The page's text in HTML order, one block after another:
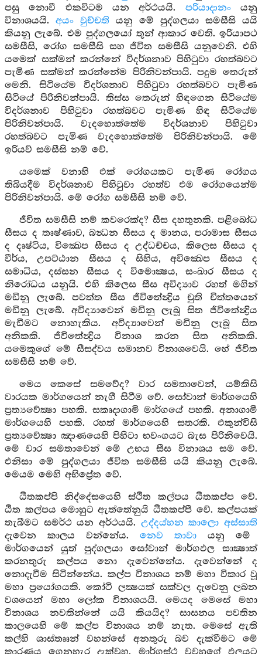
පසු නොවී එකවිටම යන අර්ථයයි. පරියාදානංයනු
විනාශයයි. අයං වුච්චති යනු මේ පුද්ගලයා සමසීසි යයි
කියනු ලැබේ. එම පුද්ගලයෝ තුන් ආකාර වෙති. ඉරියාපථ
සමසීසි, රෝග සමසීසි සහ ජීවිත සමසීසි යනුවෙනි. එහි
යමෙක් සක්මන් කරන්නේ විදර්ශනාව පිහිටුවා රහත්බවට
පැමිණ සක්මන් කරන්නේම පිරිනිවන්පායි. පදුම තෙරුන්
මෙනි. සිටියේම විදර්ශනාව පිහිටුවා රහත්බවට පැමිණ
සිටියේ පිරිනිවන්පායි. තිස්ස තෙරුන් හිඳගෙන සිටියේම
විදර්ශනාව පිහිටුවා රහත්බවට පැමිණ හිඳ සිටියේම
පිරිනිවන්පායි. වැදහොත්තේම විදර්ශනාව පිහිටුවා
රහත්බවට පැමිණ වැදහොත්තේම පිරිනිවන්පායි. මේ
ඉරියව් සමසීසි නම් වේ.
යමෙක් වනාහි එක් රෝගයකට පැමිණ රෝගය
තිබියදීම විදර්ශනාව පිහිටුවා රහත්ව එම රෝගයෙන්ම
පිරිනිවන්පායි. මේ රෝග සමසීසි නම් වේ.
ජීවිත සමසීසි නම් කවරෙක්ද? සීස දහතුනකි. පළිබෝධ
සීසය ද තෘෂ්ණාව, බන්‍ධන සීසය ද මානය, පරාමාස සීසය
ද දෘෂ්ටිය, වික්‍ඛෙප සීසය ද උද්ධච්චය, කිලෙස සීසය ද
වීර්ය, උපට්ඨාන සීසය ද සිහිය, අවික්‍ඛෙප සීසය ද
සමාධිය, දස්සන සීසය ද විමොක්‍ෂය, සංඛාර සීසය ද
නිරෝධය යනුයි. එහි කිලෙස සීස අවිද්‍යාව රහත් මගින්
මඩිනු ලැබේ. පවත්ත සීස ජීවිතේන්‍ද්‍රිය චුති චිත්තයෙන්
මඩිනු ලැබේ. අවිද්‍යාවෙන් මඩිනු ලැබූ සිත ජීවිතේන්‍ද්‍රිය
මැඩීමට නොහැකිය. අවිද්‍යාවෙන් මඩිනු ලැබූ සිත
අනිකකි. ජීවිතේන්‍ද්‍රිය විනාශ කරන සිත අනිකකි.
යමෙකුගේ මේ සීසද්වය සමානව විනාශවෙයි. හේ ජීවිත
සමසීසි නම් වේ.
මෙය කෙසේ සමවේද? වාර සමතාවෙන්, යම්කිසි
වාරයක මාර්ගයෙන් නැගී සිටීම වේ. සෝවාන් මාර්ගයෙහි
ප්‍රත්‍යවේක්‍ෂා පහකි. සකෘදාගාමි මාර්ගයේ පහකි. අනාගාමී
මාර්ගයෙහි පහකි. රහත් මාර්ගයෙහි සතරකි. එකුන්විසි
ප්‍රත්‍යවේක්‍ෂා ඤාණයෙහි පිහිටා භවංගයට බැස පිරිනිවෙයි.
මේ වාර සමතාවෙන් මේ උභය සීස විනාශය සම වේ.
එනිසා මේ පුද්ගලයා ජීවිත සමසීසි යයි කියනු ලැබේ.
මෙයම මෙහි අභිප්‍රේත වේ.
ඨිතකප්පි නිද්දේසයෙහි ස්ථිත කල්පය ඨිතකප්ප වේ.
ඨිත කල්පය මොහුට ඇත්තේනුයි ඨිතකප්පී වේ. කල්පයක්
තැබීමට සමර්ථ යන අර්ථයයි. උද්දය්හන කාලො අස්සාති
දැවෙන කාලය වන්නේය. නෙව තාවා යනු මේ
මාර්ගයෙන් යුත් පුද්ගලයා සෝවාන් මාර්ගඵල සාක්‍ෂාත්
කරනතුරු කල්පය නො දැවෙන්නේය. දැවෙන්නේ ද
නොදැවීම සිටින්නේය. කල්ප විනාශය නම් මහා විකාර වූ
මහා ප්‍රයෝගයකි. කෝටි ලක්‍ෂයක් සක්වල දැවෙනු ලබන
වශයෙන් මහා ලෝක විනාශයයි. මෙයද මෙසේ මහා
විනාශය නවතින්නේ යයි කියයිද? සාසනය පවතින
කාලයෙහි මේ කල්ප විනාශය නම් නැත. මෙසේ ඇති
කල්හි ශාස්තෲන් වහන්සේ අනතුරු බව දැක්වීමට මේ